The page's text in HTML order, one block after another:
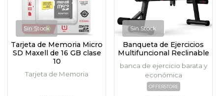
Sin Stock
Tarjeta de Memoria Micro
SD Maxell de 16 GB clase
10
Tarjeta de Memoria
Sin Stock
Banqueta de Ejercicios
Multifuncional Reclinable
banca de ejercicio barata y
económica
OFFERSTORE